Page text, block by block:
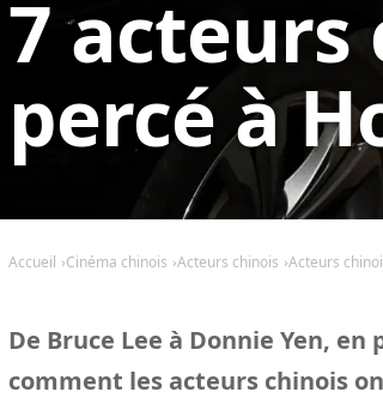
7
percé à
Accueil Cinéma chinois Acteurs chinois Acteurs
De Bruce Lee à Donnie Yen,
comment les acteurs chinois